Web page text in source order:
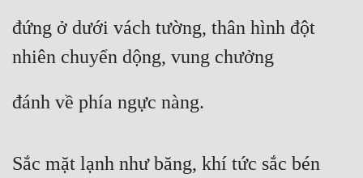
đứng ở dưới vách tường, thân hình đột
nhiên chuyển dộng, vung chưởng
đánh về phía ngực nàng.
Sắc mặt lạnh như băng, khí tức sắc bén